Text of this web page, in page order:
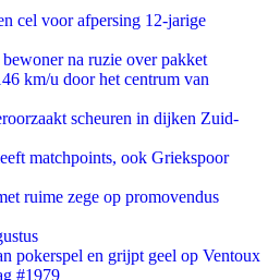
cel voor afpersing 12-jarige
na ruzie over pakket
km/u door het centrum van
scheuren in dijken Zuid-
matchpoints, ook Griekspoor
ruime zege op promovendus
pokerspel en grijpt geel op Ventoux
#1979